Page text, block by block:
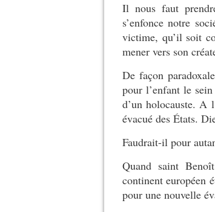
Il nous faut
s’enfonce notre
victime, qu’il soit
mener vers son
De façon
pour l’enfant le
d’un holocauste. A
évacué des États.
Faudrait-il pour
Quand saint
continent européen
pour une nouvelle